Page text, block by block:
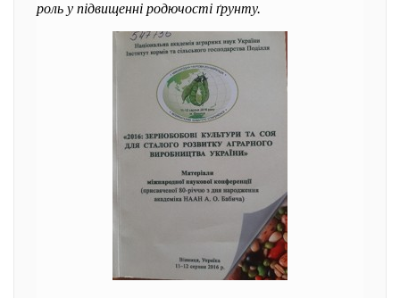
роль у підвищенні родючості ґрунту.